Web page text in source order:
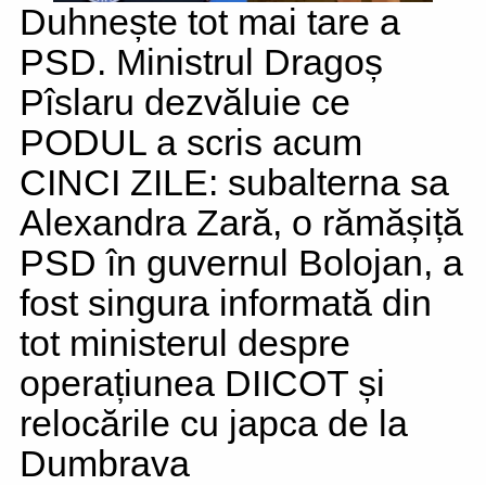
Duhnește tot mai tare a
PSD. Ministrul Dragoș
Pîslaru dezvăluie ce
PODUL a scris acum
CINCI ZILE: subalterna sa
Alexandra Zară, o rămășiță
PSD în guvernul Bolojan, a
fost singura informată din
tot ministerul despre
operațiunea DIICOT și
relocările cu japca de la
Dumbrava